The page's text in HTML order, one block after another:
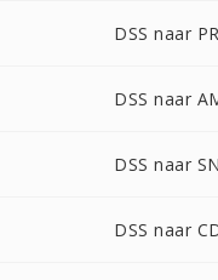
DSS naar
DSS naar
DSS naar
DSS naar